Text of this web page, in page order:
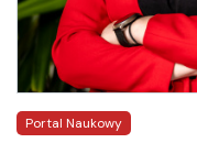
Portal Naukowy